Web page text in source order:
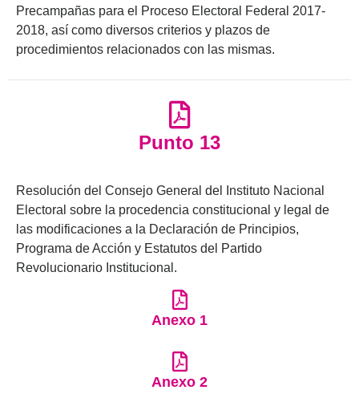
Precampañas para el Proceso Electoral Federal 2017-
2018, así como diversos criterios y plazos de
procedimientos relacionados con las mismas.
Punto 13
Resolución del Consejo General del Instituto Nacional
Electoral sobre la procedencia constitucional y legal de
las modificaciones a la Declaración de Principios,
Programa de Acción y Estatutos del Partido
Revolucionario Institucional.
Anexo 1
Anexo 2